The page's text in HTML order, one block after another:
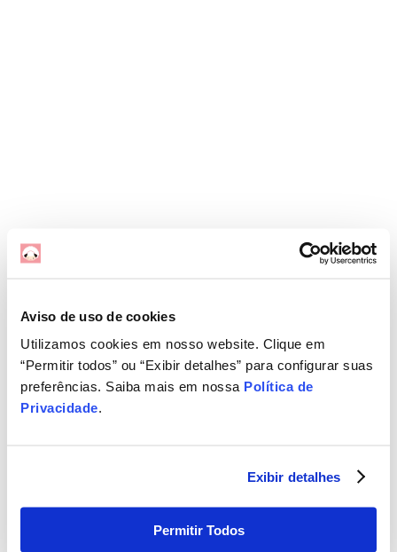
Aviso de uso de cookies
Utilizamos cookies em nosso website. Clique em
“Permitir todos” ou “Exibir detalhes” para configurar suas
preferências. Saiba mais em nossa Política de
Privacidade.
Exibir detalhes
Permitir Todos